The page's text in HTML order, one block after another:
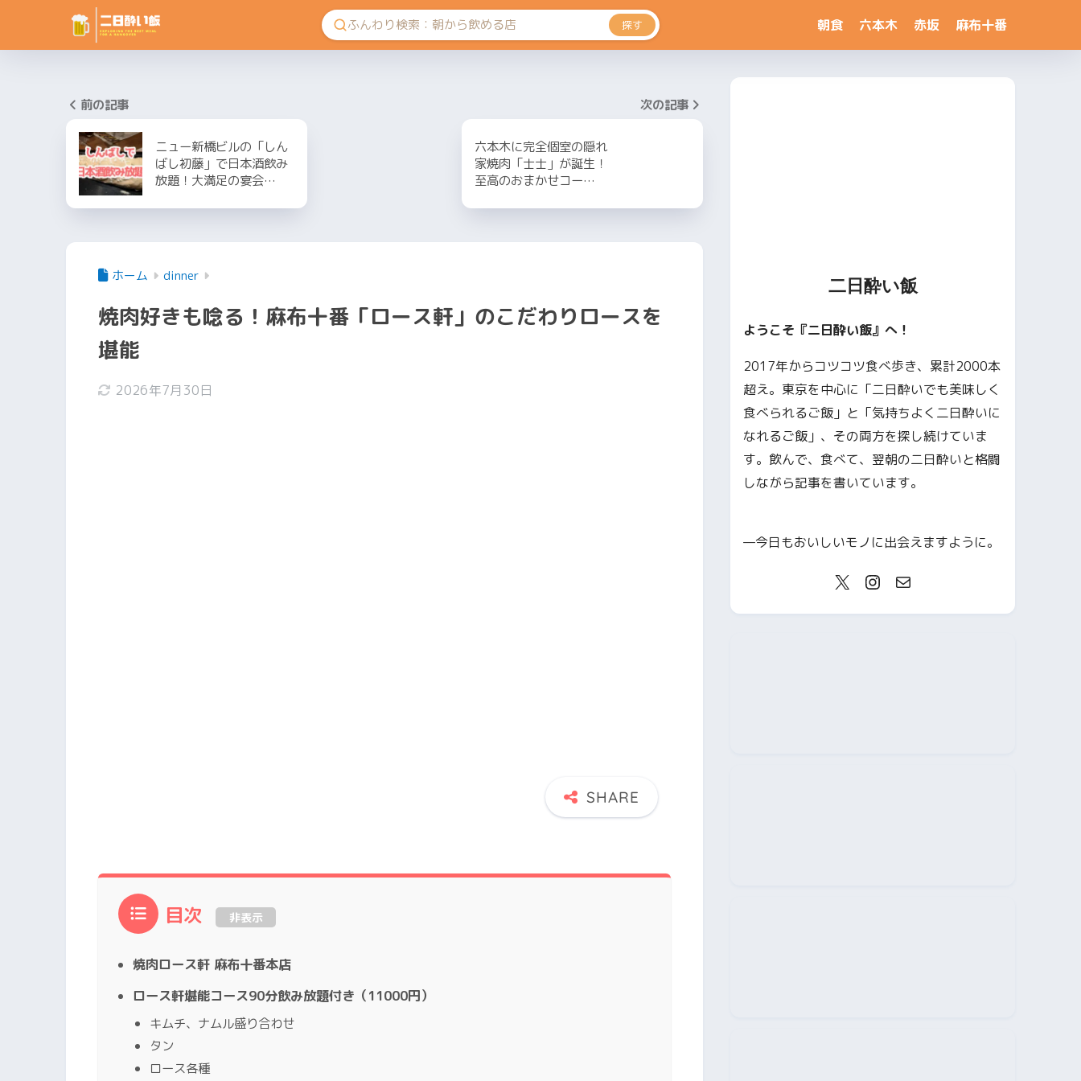
探す 朝食 六本木 赤坂 麻布十番
前の記事
ニュー新橋ビルの「しん
ばし初藤」で日本酒飲み
放題！大満足の宴会…
次の記事
六本木に完全個室の隠れ
家焼肉「士士」が誕生！
至高のおまかせコー…
ホーム dinner
焼肉好きも唸る！麻布十番「ロース軒」のこだわりロースを
堪能
2026年7月30日
目次 非表示
焼肉ロース軒 麻布十番本店
ロース軒堪能コース90分飲み放題付き（11000円）
キムチ、ナムル盛り合わせ
タン
ロース各種
二日酔い飯
ようこそ『二日酔い飯』へ！
2017年からコツコツ食べ歩き、累計2000本
超え。東京を中心に「二日酔いでも美味しく
食べられるご飯」と「気持ちよく二日酔いに
なれるご飯」、その両方を探し続けていま
す。飲んで、食べて、翌朝の二日酔いと格闘
しながら記事を書いています。
—今日もおいしいモノに出会えますように。